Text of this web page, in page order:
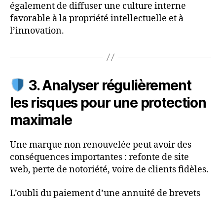
également de diffuser une culture interne
favorable à la propriété intellectuelle et à
l’innovation.
3. Analyser régulièrement
les risques pour une protection
maximale
Une marque non renouvelée peut avoir des
conséquences importantes : refonte de site
web, perte de notoriété, voire de clients fidèles.
L’oubli du paiement d’une annuité de brevets